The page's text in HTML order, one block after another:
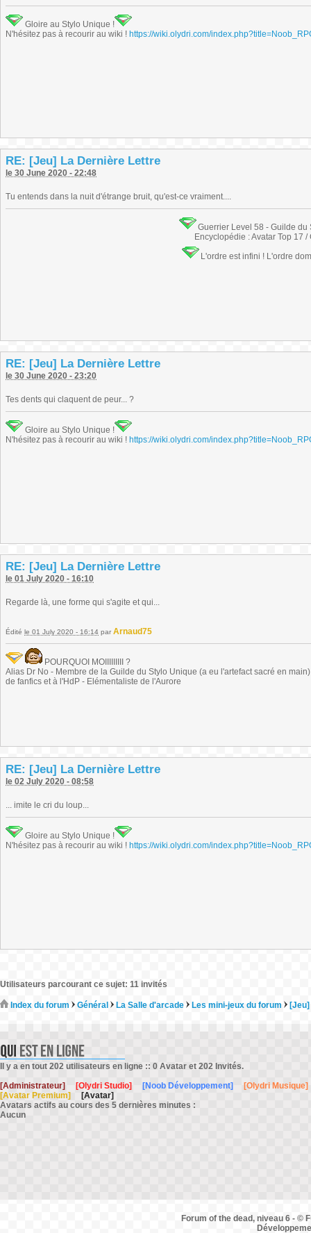
Gloire au Stylo Unique !
N'hésitez pas à recourir au wiki ! https://wiki.olydri.com/
RE: [Jeu] La Dernière Lettre
le 30 June 2020 - 22:48
Tu entends dans la nuit d'étrange bruit, qu'est-ce vraiment....
Guerrier Level 58 - Guilde
Encyclopédie : Avatar Top 17 /
L'ordre est infini ! L'ordre
RE: [Jeu] La Dernière Lettre
le 30 June 2020 - 23:20
Tes dents qui claquent de peur... ?
Gloire au Stylo Unique !
N'hésitez pas à recourir au wiki ! https://wiki.olydri.com/
RE: [Jeu] La Dernière Lettre
le 01 July 2020 - 16:10
Regarde là, une forme qui s'agite et qui...
Édité le 01 July 2020 - 16:14 par Arnaud75
POURQUOI MOIIIIIIIII ?
Alias Dr No - Membre de la Guilde du Stylo Unique (a eu l'artefact sacré en
de fanfics et à l'HdP - Elémentaliste de l'Aurore
RE: [Jeu] La Dernière Lettre
le 02 July 2020 - 08:58
... imite le cri du loup...
Gloire au Stylo Unique !
N'hésitez pas à recourir au wiki ! https://wiki.olydri.com/
Utilisateurs parcourant ce sujet: 11 invités
Index du forum Général La Salle d'arcade Les mini-jeux du forum
Il y a en tout 202 utilisateurs en ligne :: 0 Avatar et 202 Invités.
[Administrateur]
[Olydri Studio] [Noob Développement]
[Olydri Musique]
[Avatar Premium]
[Avatar]
Avatars actifs au cours des 5 dernières minutes :
Aucun
Forum of the dead, niveau 6 - ©